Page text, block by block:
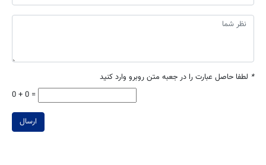
* لطفا حاصل عبارت را در جعبه متن روبرو وارد کنید
0 + 0 =
ارسال